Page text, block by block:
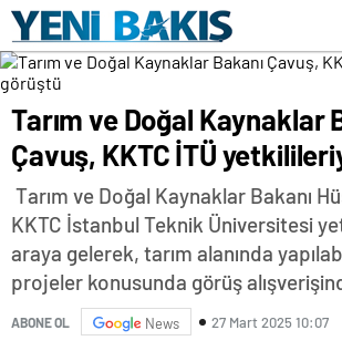
Tarım ve Doğal Kaynaklar
Çavuş, KKTC İTÜ
Tarım ve Doğal Kaynaklar Bakanı
KKTC İstanbul Teknik Üniversitesi
araya gelerek, tarım alanında
projeler konusunda görüş
ABONE OL News 27 Mart 2025 10:07